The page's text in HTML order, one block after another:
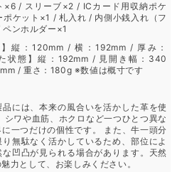
×6 / スリーブ×2 / ICカード用収納ポケ
ポケット×1 / 札入れ / 内側小銭入れ（フ
ンホルダー×1
】縦：120mm / 横：192mm / 厚み：
状態】縦：192mm / 見開き幅：340
/ 重さ：180g ※数値は概寸です
品には、本来の風合いを活かした革を使
シワや血筋、ホクロなど一つひとつ異な
一つだけの個性です。 また、牛一頭分
無駄なく活かしているため、部位によ
な凹凸が見られる場合があります。天然
力として、お楽しみください。